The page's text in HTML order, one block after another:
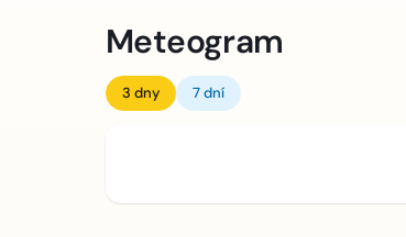
Meteogram
3 dny 7 dní